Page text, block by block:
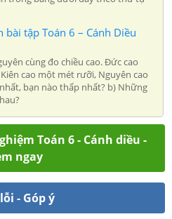
bài tập Toán 6 – Cánh Diều
cùng đo chiều cao. Đức cao
cao một mét rưỡi, Nguyên cao
bạn nào thấp nhất? b) Những
Toán 6 - Cánh diều -
ngay
- Góp ý